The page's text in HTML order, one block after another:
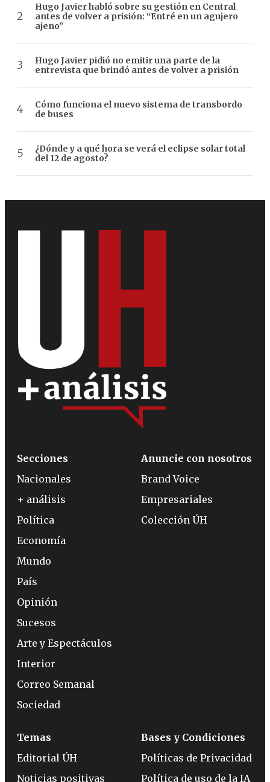
Hugo Javier habló sobre su gestión en Central
antes de volver a prisión: “Entré en un agujero
ajeno”
Hugo Javier pidió no emitir una parte de la
entrevista que brindó antes de volver a prisión
Cómo funciona el nuevo sistema de transbordo
de buses
¿Dónde y a qué hora se verá el eclipse solar total
del 12 de agosto?
Secciones
Nacionales
+ análisis
Política
Economía
Mundo
País
Opinión
Sucesos
Arte y Espectáculos
Interior
Correo Semanal
Sociedad
Anuncie con nosotros
Brand Voice
Empresariales
Colección ÚH
Temas
Editorial ÚH
Noticias positivas
Bases y Condiciones
Políticas de Privacidad
Política de uso de la IA